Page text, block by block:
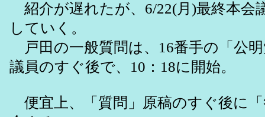
紹介が遅れたが、6/22(月)最終本会
していく。
戸田の一般質問は、16番手の「公
議員のすぐ後で、10：18に開始。
便宜上、「質問」原稿のすぐ後に